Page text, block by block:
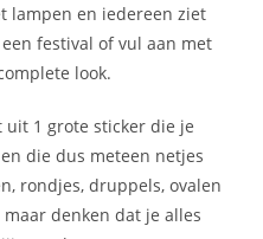
lampen en iedereen ziet
festival of vul aan met
look.
uit 1 grote sticker die je
die dus meteen netjes
rondjes, druppels, ovalen
denken dat je alles